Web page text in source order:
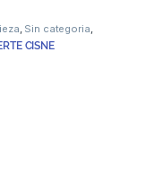
, Sin categoria,
CISNE